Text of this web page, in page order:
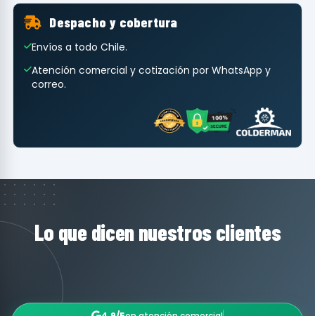
Despacho y cobertura
Envíos a todo Chile.
Atención comercial y cotización por WhatsApp y
correo.
Lo que dicen nuestros clientes